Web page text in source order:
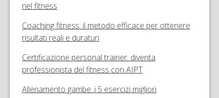
nel fitness
Coaching fitness: il metodo efficace per ottenere
risultati reali e duraturi
Certificazione personal trainer: diventa
professionista del fitness con AIPT
Allenamento gambe: i 5 esercizi migliori